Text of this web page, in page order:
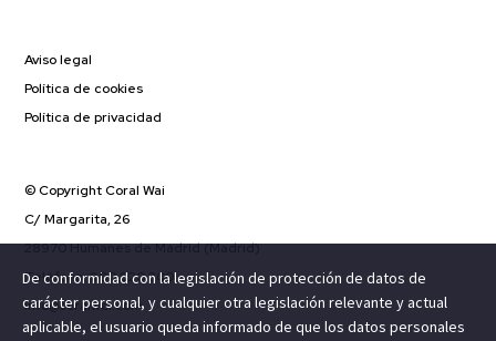
Aviso legal
Política de cookies
Política de privacidad
© Copyright Coral Wai
C/ Margarita, 26
28970 Humanes de Madrid (Madrid)
Teléfono: 900 820 300
info@coralwai.com
De conformidad con la legislación de protección de datos de
carácter personal, y cualquier otra legislación relevante y actual
aplicable, el usuario queda informado de que los datos personales